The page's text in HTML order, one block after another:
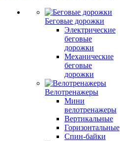
Беговые дорожки
Электрические
беговые
дорожки
Механические
беговые
дорожки
Велотренажеры
Мини
велотренажеры
Вертикальные
Горизонтальные
Спин-байки